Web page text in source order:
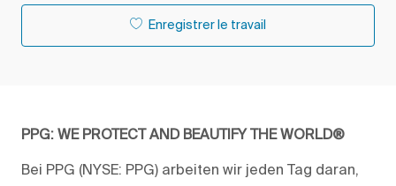
Enregistrer le travail
PPG: WE PROTECT AND BEAUTIFY THE WORLD®
Bei PPG (NYSE: PPG) arbeiten wir jeden Tag daran,